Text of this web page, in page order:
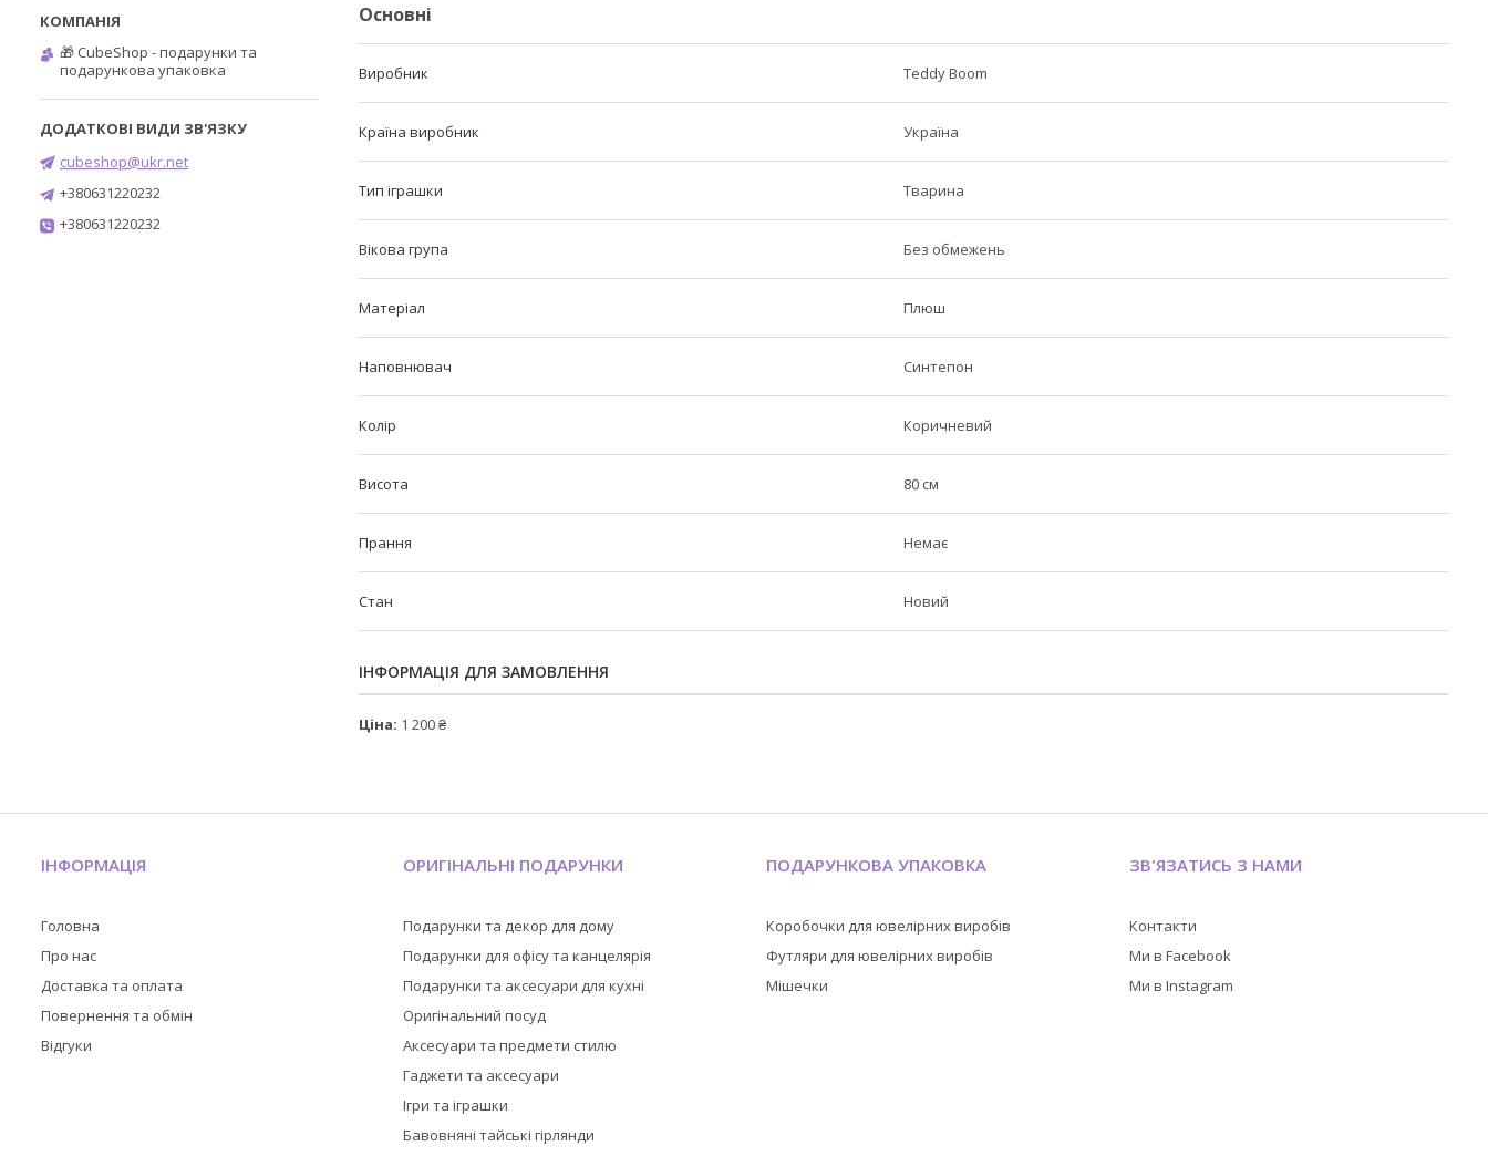
Основні
Виробник Teddy Boom
Країна виробник Україна
Тип іграшки Тварина
Вікова група Без обмежень
Матеріал Плюш
Наповнювач Синтепон
Колір Коричневий
Висота 80 см
Прання Немає
Стан Новий
ІНФОРМАЦІЯ ДЛЯ ЗАМОВЛЕННЯ
Ціна: 1 200 ₴
🎁 CubeShop - подарунки та
подарункова упаковка
cubeshop@ukr.net
+380631220232
+380631220232
ІНФОРМАЦІЯ
Головна
Про нас
Доставка та оплата
Повернення та обмін
Відгуки
ОРИГІНАЛЬНІ ПОДАРУНКИ
Подарунки та декор для дому
Подарунки для офісу та канцелярія
Подарунки та аксесуари для кухні
Оригінальний посуд
Аксесуари та предмети стилю
Гаджети та аксесуари
Ігри та іграшки
Бавовняні тайські гірлянди
ПОДАРУНКОВА УПАКОВКА
Коробочки для ювелірних виробів
Футляри для ювелірних виробів
Мішечки
ЗВ'ЯЗАТИСЬ З НАМИ
Контакти
Ми в Facebook
Ми в Instagram